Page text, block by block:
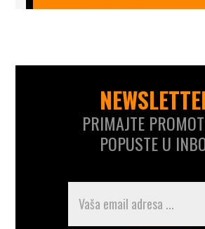
PRIMAJTE
POPUSTE U